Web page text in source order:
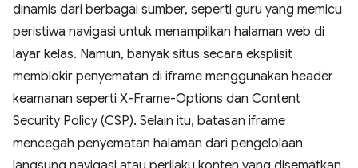
dinamis dari berbagai sumber, seperti guru yang memicu
peristiwa navigasi untuk menampilkan halaman web di
layar kelas. Namun, banyak situs secara eksplisit
memblokir penyematan di iframe menggunakan header
keamanan seperti X-Frame-Options dan Content
Security Policy (CSP). Selain itu, batasan iframe
mencegah penyematan halaman dari pengelolaan